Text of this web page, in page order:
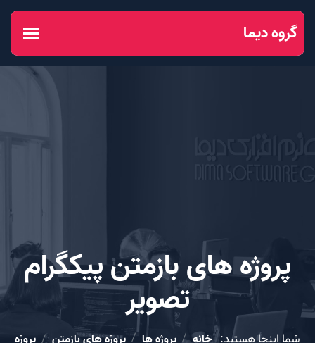
پروژه های بازمتن پیکگرام
تصویر
شما اینجا هستید: